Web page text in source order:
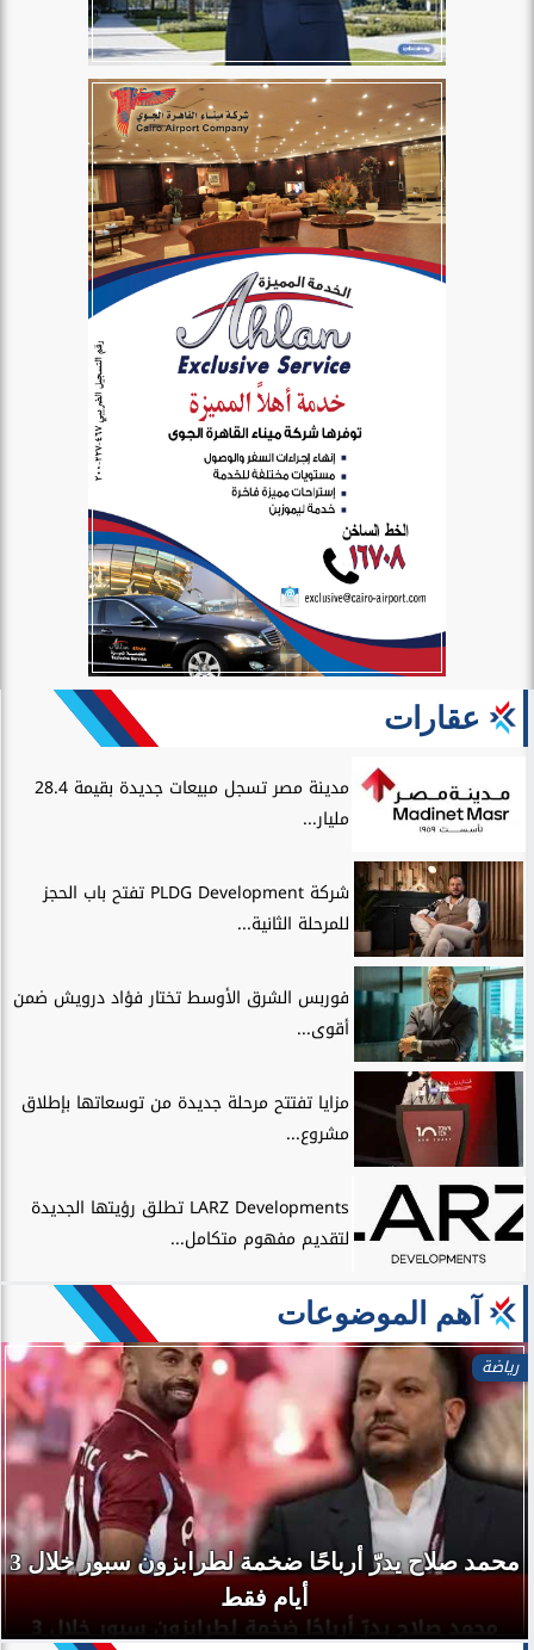
عقارات
مدينة مصر تسجل مبيعات جديدة بقيمة 28.4
مليار...
شركة PLDG Development تفتح باب الحجز
للمرحلة الثانية...
فوربس الشرق الأوسط تختار فؤاد درويش ضمن
أقوى...
مزايا تفتتح مرحلة جديدة من توسعاتها بإطلاق
مشروع...
LARZ Developments تطلق رؤيتها الجديدة
لتقديم مفهوم متكامل...
آهم الموضوعات
رياضة
محمد صلاح يدرّ أرباحًا ضخمة لطرابزون سبور خلال 3
أيام فقط